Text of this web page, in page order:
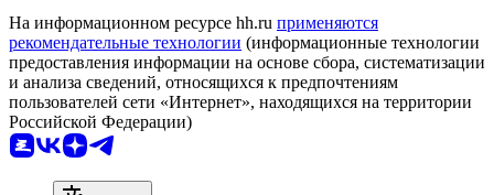
На информационном ресурсе hh.ru применяются
рекомендательные технологии (информационные технологии
предоставления информации на основе сбора, систематизации
и анализа сведений, относящихся к предпочтениям
пользователей сети «Интернет», находящихся на территории
Российской Федерации)